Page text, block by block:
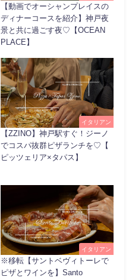
【動画でオーシャンプレイスの
ディナーコースを紹介】神戸夜
景と共に過ごす夜♡【OCEAN
PLACE】
イタリアン
【ZZINO】神戸駅すぐ！ジーノ
でコスパ抜群ピザランチを♡【
ピッツェリア×タパス】
イタリアン
※移転【サントベヴィトーレで
ピザとワインを】Santo